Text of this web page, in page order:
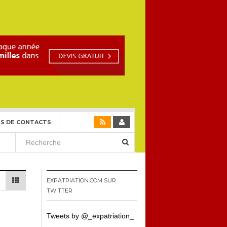
DE CONTACTS
EXPATRIATION.COM SUR
TWITTER
Tweets by @_expatriation_